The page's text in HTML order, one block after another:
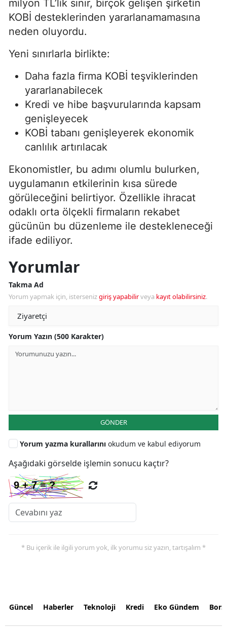
milyon TL’lik sınır, birçok gelişen şirketin
KOBİ desteklerinden yararlanamamasına
neden oluyordu.
Yeni sınırlarla birlikte:
Daha fazla firma KOBİ teşviklerinden
yararlanabilecek
Kredi ve hibe başvurularında kapsam
genişleyecek
KOBİ tabanı genişleyerek ekonomik
canlılık artırılacak
Ekonomistler, bu adımı olumlu bulurken,
uygulamanın etkilerinin kısa sürede
görüleceğini belirtiyor. Özellikle ihracat
odaklı orta ölçekli firmaların rekabet
gücünün bu düzenleme ile destekleneceği
ifade ediliyor.
Yorumlar
Takma Ad
Yorum yapmak için, istersenizgiriş yapabilirveya kayıt olabilirsiniz.
Yorum Yazın (500 Karakter)
GÖNDER
Yorum yazma kurallarını okudum ve kabul ediyorum
Aşağıdaki görselde işlemin sonucu kaçtır?
* Bu içerik ile ilgili yorum yok, ilk yorumu siz yazın, tartışalım *
Güncel Haberler Teknoloji Kredi Eko Gündem